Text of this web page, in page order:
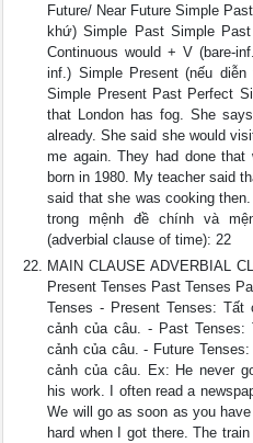
Future/ Near Future Simple
khứ) Simple Past Simple
Continuous would + V (bare-
inf.) Simple Present (nếu
Simple Present Past Perfect
that London has fog. She
already. She said she would
me again. They had done
born in 1980. My teacher said
said that she was cooking
trong mệnh đề chính và
(adverbial clause of time): 22
MAIN CLAUSE ADVERBIAL
Present Tenses Past Tenses
Tenses - Present Tenses:
cảnh của câu. - Past
cảnh của câu. - Future
cảnh của câu. Ex: He never
his work. I often read a
We will go as soon as you
hard when I got there. The